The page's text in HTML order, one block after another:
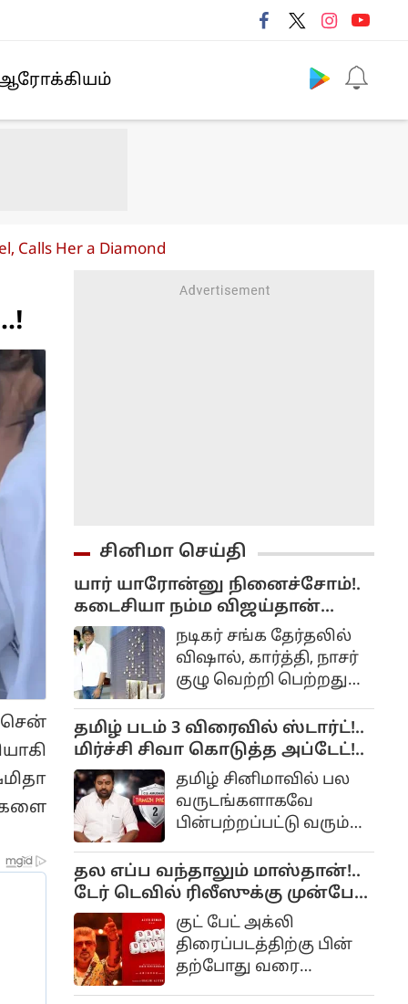
Calls Her a Diamond
சென்
சினிமா செய்தி
யார் யாரோன்னு நினைச்சோம்!.
கடைசியா நம்ம விஜய்தான்
திறந்துவைப்பார்!. விஷால்
நெகிழ்ச்சி!..
நடிகர் சங்க தேர்தலில்
விஷால், கார்த்தி, நாசர்
குழு வெற்றி பெற்றதுமே
கட்டிடத்தை கட்டி
முடிப்போம்.
தமிழ் படம் 3 விரைவில் ஸ்டார்ட்!..
மிர்ச்சி சிவா கொடுத்த அப்டேட்!..
தமிழ் சினிமாவில் பல
வருடங்களாகவே
பின்பற்றப்பட்டு வரும்
மையமாக வைத்து
உருவாக்கப்பட்ட
திரைப்படம் தமிழ் படம்.
இந்த படத்தை சி.எஸ்
அமுதன் இயக்க மிர்ச்சி
சிவா கதாநாயகனாக
நடித்திருந்தார்.
தல எப்ப வந்தாலும் மாஸ்தான்!..
டேர் டெவில் ரிலீஸுக்கு முன்பே
185 கோடி பிஸ்னஸ்!..
குட் பேட் அக்லி
திரைப்படத்திற்கு பின்
தற்போது வரை